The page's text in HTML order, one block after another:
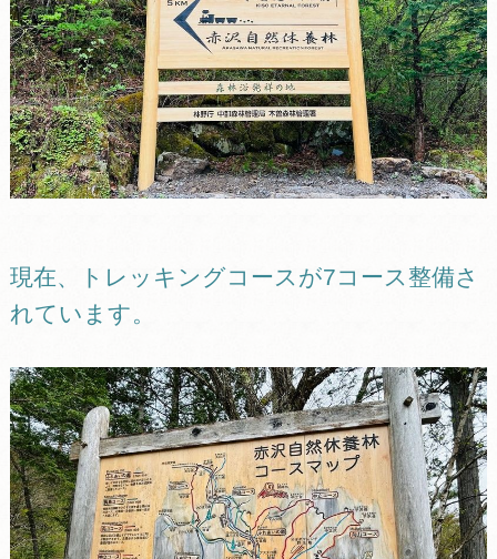
現在、トレッキングコースが7コース整備さ
れています。